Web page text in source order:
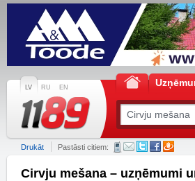
LV RU EN
Drukāt Pastāsti citiem:
Cirvju mešana – uzņēmumi